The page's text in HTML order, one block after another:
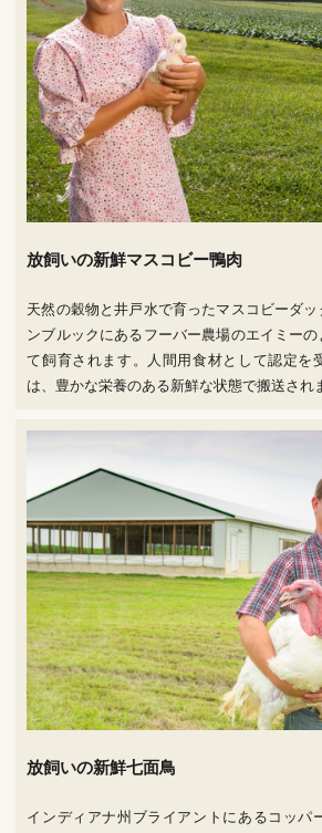
放飼いの新鮮マスコビー鴨肉
天然の穀物と井戸水で育ったマスコビーダ
ンブルックにあるフーバー農場のエイミー
て飼育されます。人間用食材として認定を
は、豊かな栄養のある新鮮な状態で搬送され
放飼いの新鮮七面鳥
インディアナ州ブライアントにあるコッパ